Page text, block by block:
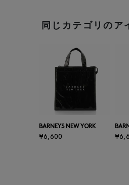
同じカテゴリのア
BARNEYS NEW YORK
¥6,600